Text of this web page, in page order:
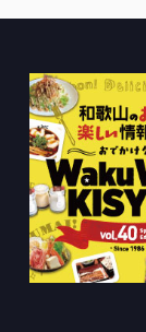
特別番組【8